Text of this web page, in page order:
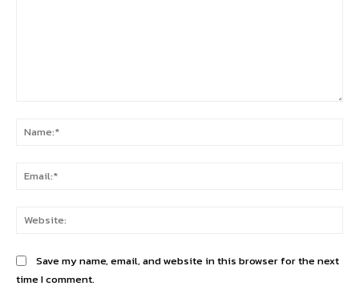
Save my name, email, and website in this browser for the next
time I comment.